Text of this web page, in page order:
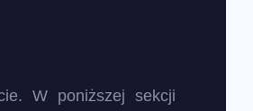
W poniższej sekcji